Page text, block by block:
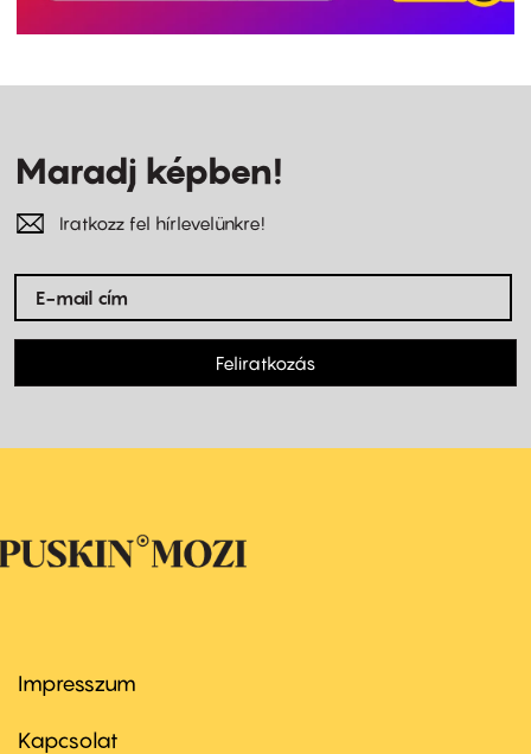
Maradj képben!
Iratkozz fel hírlevelünkre!
Feliratkozás
Footer
first
Impresszum
Kapcsolat